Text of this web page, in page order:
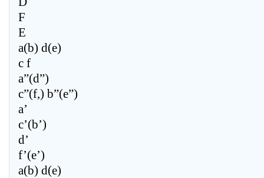
F
E
a(b) d(e)
c f
a”(d”)
c”(f,) b”(e”)
a’
c’(b’)
d’
f’(e’)
a(b) d(e)